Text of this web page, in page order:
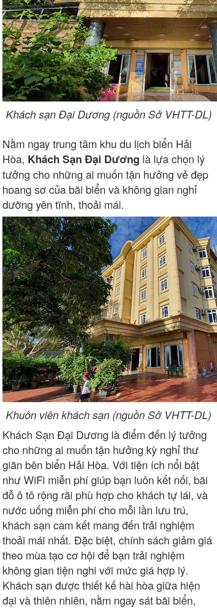
Khách sạn Đại Dương (nguồn Sở VHTT-DL)
Nằm ngay trung tâm khu du lịch biển Hải
Hòa, Khách Sạn Đại Dương là lựa chọn lý
tưởng cho những ai muốn tận hưởng vẻ đẹp
hoang sơ của bãi biển và không gian nghỉ
dưỡng yên tĩnh, thoải mái.
Khuôn viên khách sạn (nguồn Sở VHTT-DL)
Khách Sạn Đại Dương là điểm đến lý tưởng
cho những ai muốn tận hưởng kỳ nghỉ thư
giãn bên biển Hải Hòa. Với tiện ích nổi bật
như WiFi miễn phí giúp bạn luôn kết nối, bãi
đỗ ô tô rộng rãi phù hợp cho khách tự lái, và
nước uống miễn phí cho mỗi lần lưu trú,
khách sạn cam kết mang đến trải nghiệm
thoải mái nhất. Đặc biệt, chính sách giảm giá
theo mùa tạo cơ hội để bạn trải nghiệm
không gian tiện nghi với mức giá hợp lý.
Khách sạn được thiết kế hài hòa giữa hiện
đại và thiên nhiên, nằm ngay sát bãi biển,